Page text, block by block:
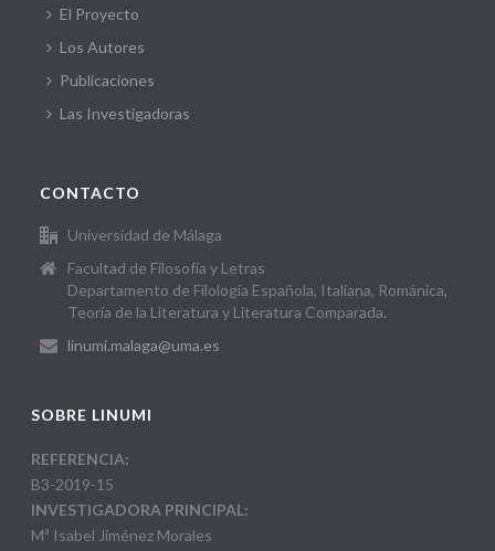
El Proyecto
Los Autores
Publicaciones
Las Investigadoras
CONTACTO
Universidad de Málaga
Facultad de Filosofía y Letras
Departamento de Filología Española, Italiana, Románica,
Teoría de la Literatura y Literatura Comparada.
linumi.malaga@uma.es
SOBRE LINUMI
REFERENCIA:
B3-2019-15
INVESTIGADORA PRINCIPAL:
Mª Isabel Jiménez Morales